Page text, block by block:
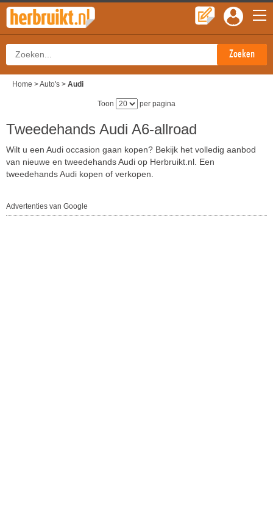
Home >Auto's > Audi
Toon per pagina
Tweedehands Audi A6-allroad
Wilt u een Audi occasion gaan kopen? Bekijk het volledig aanbod
van nieuwe en tweedehands Audi op Herbruikt.nl. Een
tweedehands Audi kopen of verkopen.
Advertenties van Google